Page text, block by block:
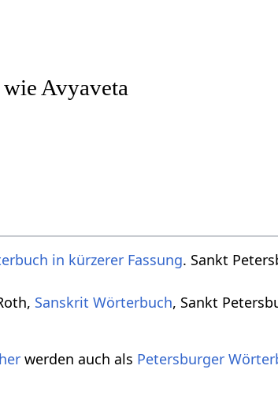
Avyaveta
in kürzerer Fassung. Sankt
Sanskrit Wörterbuch, Sankt
werden auch als Petersburger